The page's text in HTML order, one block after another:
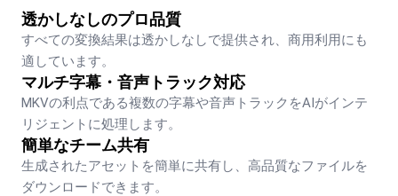
透かしなしのプロ品質
すべての変換結果は透かしなしで提供され、商用利用にも
適しています。
マルチ字幕・音声トラック対応
MKVの利点である複数の字幕や音声トラックをAIがインテ
リジェントに処理します。
簡単なチーム共有
生成されたアセットを簡単に共有し、高品質なファイルを
ダウンロードできます。